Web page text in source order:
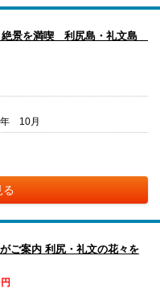
絶景を満喫 利尻島・礼文島
10月
る
ご案内 利尻・礼文の花々を